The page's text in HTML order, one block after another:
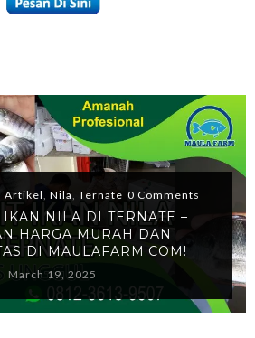
Artikel, Nila, Ternate 0 Comments
NILA DI TERNATE –
HARGA MURAH DAN
DI MAULAFARM.COM!
March 19, 2025